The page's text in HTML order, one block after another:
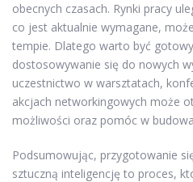
obecnych czasach. Rynki pracy
co jest aktualnie wymagane,
tempie. Dlatego warto być
dostosowywanie się do nowych
uczestnictwo w warsztatach,
akcjach networkingowych może
możliwości oraz pomóc w
Podsumowując, przygotowanie
sztuczną inteligencję to proces,